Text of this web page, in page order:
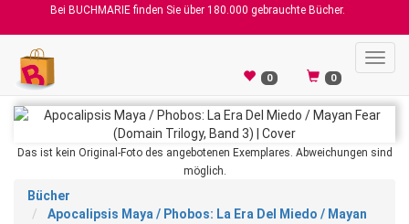
Bei BUCHMARIE finden Sie über 180.000 gebrauchte Bücher.
0 0
Das ist kein Original-Foto des angebotenen Exemplares. Abweichungen sind
möglich.
Bücher
Apocalipsis Maya / Phobos: La Era Del Miedo / Mayan